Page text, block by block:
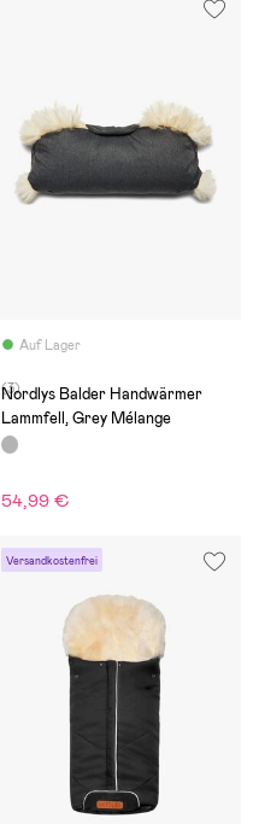
Auf Lager
(3)
Nordlys Balder Handwärmer
Lammfell, Grey Mélange
54,99 €
Versandkostenfrei